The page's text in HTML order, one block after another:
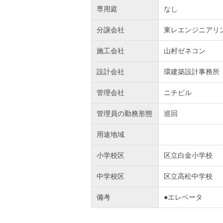
専用庭 なし
分譲会社 東レエンジニアリ
施工会社 山村ゼネコン
設計会社 環建築設計事務所
管理会社 ニチビル
管理員の勤務形態 巡回
用途地域
小学校区 区立白金小学校
中学校区 区立高松中学校
備考 ●エレベータ